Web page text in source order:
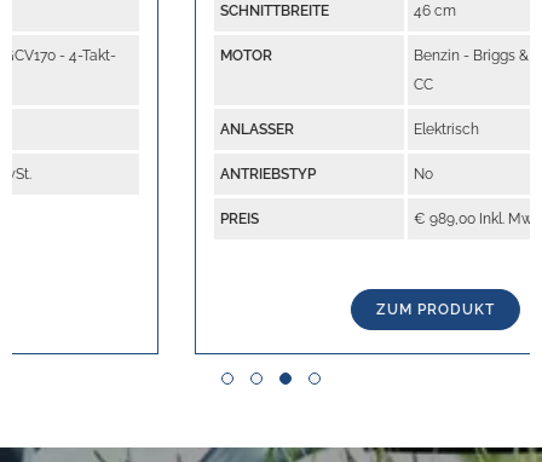
46 cm
MOTOR
Benzin - Briggs & Stratton 6.75 163
Elektrisch
No
€ 989,00 Inkl. MwSt.